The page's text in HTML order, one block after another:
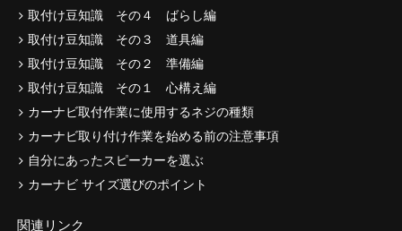
取付け豆知識 その４ ばらし編
取付け豆知識 その３ 道具編
取付け豆知識 その２ 準備編
取付け豆知識 その１ 心構え編
カーナビ取付作業に使用するネジの種類
カーナビ取り付け作業を始める前の注意事項
自分にあったスピーカーを選ぶ
カーナビ サイズ選びのポイント
関連リンク